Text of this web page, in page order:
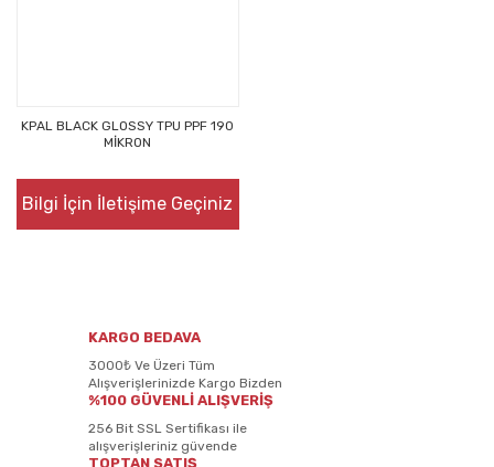
KPAL BLACK GLOSSY TPU PPF 190
MİKRON
Bilgi İçin İletişime Geçiniz
KARGO BEDAVA
3000₺ Ve Üzeri Tüm
Alışverişlerinizde Kargo Bizden
%100 GÜVENLİ ALIŞVERİŞ
256 Bit SSL Sertifikası ile
alışverişleriniz güvende
TOPTAN SATIŞ